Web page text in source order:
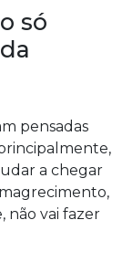
só
pensadas
a chegar
não vai fazer